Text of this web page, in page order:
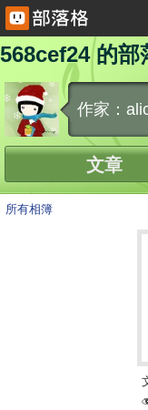
568cef24 的部
作家：
文章
所有相簿